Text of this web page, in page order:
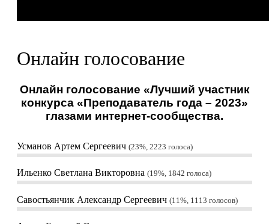
Онлайн голосование
Онлайн голосование «Лучший участник
конкурса «Преподаватель года – 2023»
глазами интернет-сообщества.
Усманов Артем Сергеевич 23%, 2223 голоса
Ильенко Светлана Викторовна 19%, 1842 голоса
Савостьянчик Александр Сергеевич 11%, 1113 голосов